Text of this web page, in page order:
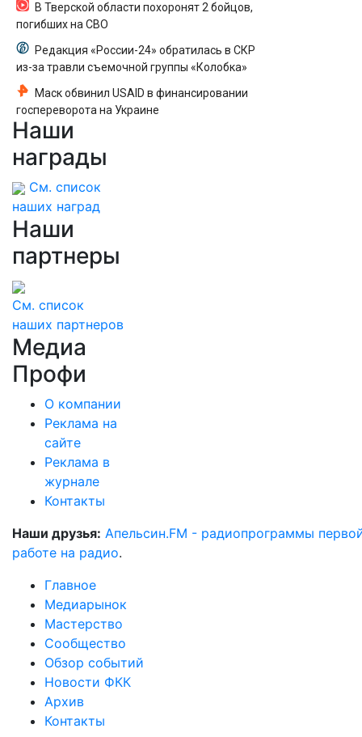
В Тверской области похоронят 2 бойцов,
погибших на СВО
Редакция «России-24» обратилась в СКР
из-за травли съемочной группы «Колобка»
Маск обвинил USAID в финансировании
госпереворота на Украине
Наши
награды
См. список
наших наград
Наши
партнеры
См. список
наших партнеров
Медиа
Профи
О компании
Реклама на
сайте
Реклама в
журнале
Контакты
Наши друзья: Апельсин.FM - радиопрограммы
работе на радио.
Главное
Медиарынок
Мастерство
Сообщество
Обзор событий
Новости ФКК
Архив
Контакты